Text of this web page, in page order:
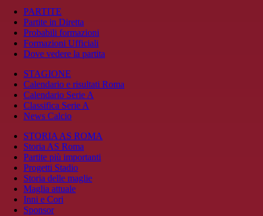
PARTITE
Partite in Diretta
Probabili formazioni
Formazioni Ufficiali
Dove vedere la partita
STAGIONE
Calendario e risultati Roma
Calendario Serie A
Classifica Serie A
News Calcio
STORIA AS ROMA
Storia AS Roma
Partite più importanti
Progetti Stadio
Storia delle maglie
Maglia attuale
Inni e Cori
Sponsor